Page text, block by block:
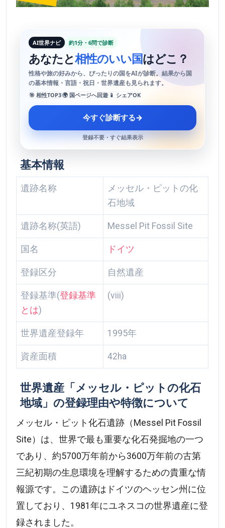
AI世界ナビ 約1分・6問で診断
あなたと相性のいい国はどこ？
性格や旅の好みから、ぴったりの国をAIが診断。結果から国
の基本情報・言語・祝日・世界遺産も見られます。
🎯 相性TOP3🌍 国ページへ回遊 📱 シェアOK
今すぐ診断する→
登録不要・すぐ結果表示
基本情報
遺跡名称
メッセル・ピットの化
石地域
遺跡名称(英語) Messel Pit Fossil Site
国名 ドイツ
登録区分 自然遺産
登録基準(登録基準
とは)
(viii)
世界遺産登録年 1995年
資産面積 42ha
世界遺産「メッセル・ピットの化石
地域」の登録理由や特徴について
メッセル・ピット化石遺跡（Messel Pit Fossil
Site）は、世界で最も重要な化石発掘地の一つ
であり、約5700万年前から3600万年前の古第
三紀初期の生息環境を理解するための貴重な情
報源です。この遺跡はドイツのヘッセン州に位
置しており、1981年にユネスコの世界遺産に登
録されました。